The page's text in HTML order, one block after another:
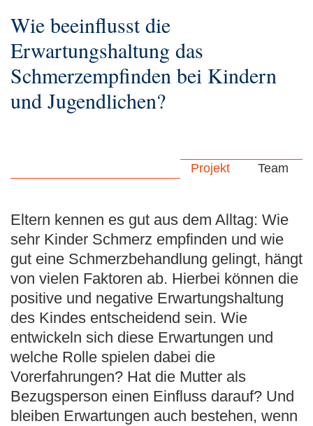
Wie beeinflusst die
Erwartungshaltung das
Schmerzempfinden bei Kindern
und Jugendlichen?
Projekt Team
Eltern kennen es gut aus dem Alltag: Wie
sehr Kinder Schmerz empfinden und wie
gut eine Schmerzbehandlung gelingt, hängt
von vielen Faktoren ab. Hierbei können die
positive und negative Erwartungshaltung
des Kindes entscheidend sein. Wie
entwickeln sich diese Erwartungen und
welche Rolle spielen dabei die
Vorerfahrungen? Hat die Mutter als
Bezugsperson einen Einfluss darauf? Und
bleiben Erwartungen auch bestehen, wenn